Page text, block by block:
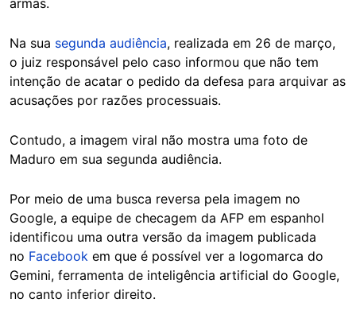
armas.
Na sua segunda audiência, realizada em 26 de março,
o juiz responsável pelo caso informou que não tem
intenção de acatar o pedido da defesa para arquivar as
acusações por razões processuais.
Contudo, a imagem viral não mostra uma foto de
Maduro em sua segunda audiência.
Por meio de uma busca reversa pela imagem no
Google, a equipe de checagem da AFP em espanhol
identificou uma outra versão da imagem publicada
no Facebook em que é possível ver a logomarca do
Gemini, ferramenta de inteligência artificial do Google,
no canto inferior direito.